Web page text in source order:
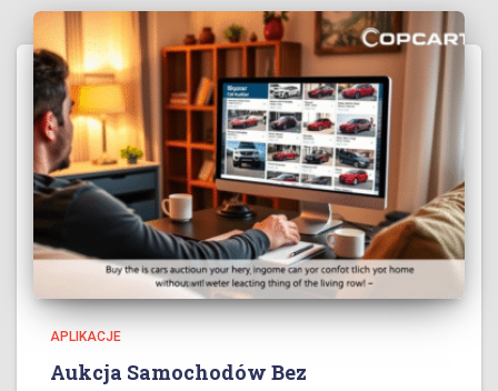
APLIKACJE
Aukcja Samochodów Bez